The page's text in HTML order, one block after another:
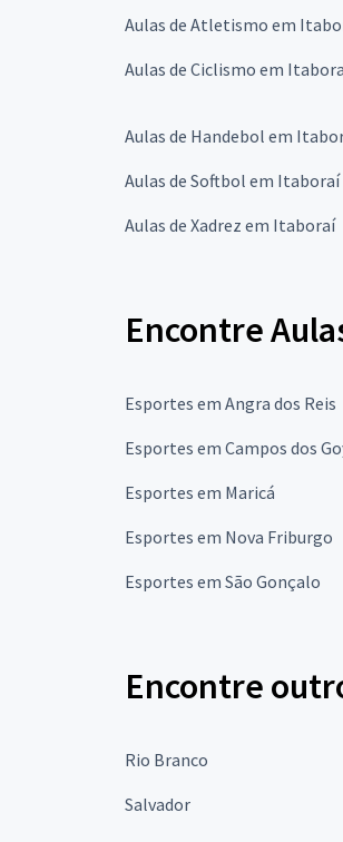
Aulas de Atletismo em
Aulas de Ciclismo em
Aulas de Handebol em
Aulas de Softbol em Itaboraí
Aulas de Xadrez em Itaboraí
Encontre
Esportes em Angra dos Reis
Esportes em Campos dos
Esportes em Maricá
Esportes em Nova Friburgo
Esportes em São Gonçalo
Encontre
Rio Branco
Salvador